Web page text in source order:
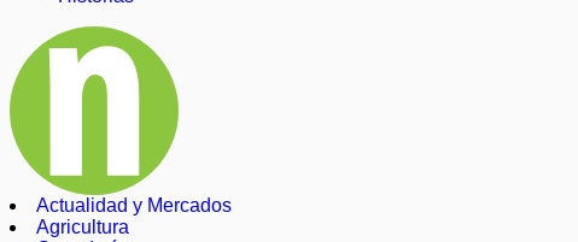
Actualidad y Mercados
Agricultura